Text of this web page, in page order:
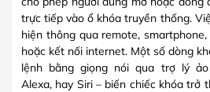
trực tiếp vào ổ khóa truyền thống.
hiện thông qua remote,
hoặc kết nối internet. Một số dòng
lệnh bằng giọng nói qua trợ lý ảo
Alexa, hay Siri – biến chiếc khóa trở